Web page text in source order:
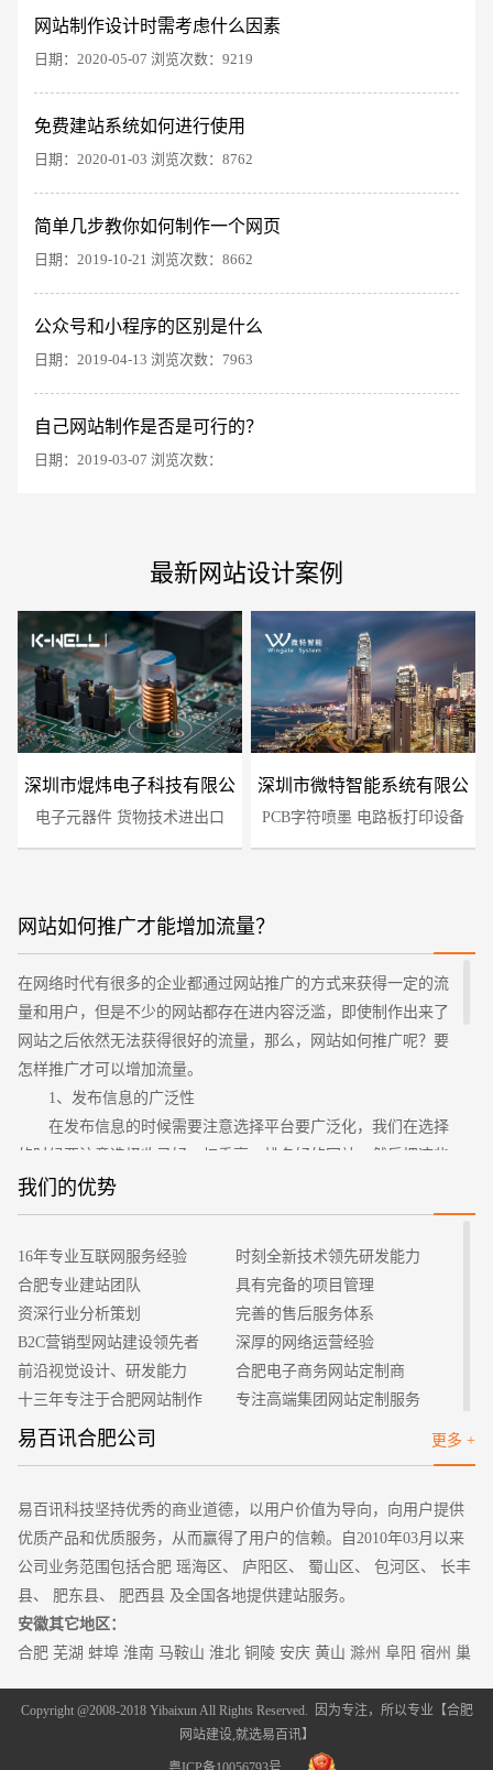
网站制作设计时需考虑什么因素
日期：2020-05-07 浏览次数：9219
免费建站系统如何进行使用
日期：2020-01-03 浏览次数：8762
简单几步教你如何制作一个网页
日期：2019-10-21 浏览次数：8662
公众号和小程序的区别是什么
日期：2019-04-13 浏览次数：7963
自己网站制作是否是可行的？
日期：2019-03-07 浏览次数：
最新网站设计案例
深圳市焜炜电子科技有限公
司
电子元器件 货物技术进出口
深圳市微特智能系统有限公
司
PCB字符喷墨 电路板打印设备
网站如何推广才能增加流量？
在网络时代有很多的企业都通过网站推广的方式来获得一定的流
量和用户，但是不少的网站都存在进内容泛滥，即使制作出来了
网站之后依然无法获得很好的流量，那么，网站如何推广呢？要
怎样推广才可以增加流量。
1、发布信息的广泛性
在发布信息的时候需要注意选择平台要广泛化，我们在选择
的时候要注意选择收录好、权重高、排名好的网站，然后把这些
平台都记录在我们日常工作的文档上，比如有不少的B2B平台，
都是年代久远，成立了很长的时间，权重也是非常高的，然后在
搜索引擎已经收录的标题的相似性太高，如果相似度太高的话要
先修改一下。
3、选择分类信息网站发布
现在互联网中出现了很多的分类信息网站，因此我们在选择
网站发布的时候可以选择分类信息网站，我们需要根据自己的核
心关键词以及需要营销推广的产品或者服务来决定。Seo还需要
根据企业的行业、所在的区域以及产品等综合考虑选择对应的分
类信息网站，在选择版块的时候还要注意相关性，如果关联性不
在同一篇文章上我们要注意不要堆砌太多的关键词，如果出
现的频率太高的话容易被用户发现，而且百度会认为我们有作弊
我们的优势
16年专业互联网服务经验
合肥专业建站团队
资深行业分析策划
B2C营销型网站建设领先者
前沿视觉设计、研发能力
十三年专注于合肥网站制作
客户的满意是我们唯一的宗旨
时刻全新技术领先研发能力
具有完备的项目管理
完善的售后服务体系
深厚的网络运营经验
合肥电子商务网站定制商
专注高端集团网站定制服务
更多 +
易百讯合肥公司
易百讯科技坚持优秀的商业道德，以用户价值为导向，向用户提供
优质产品和优质服务，从而赢得了用户的信赖。自2010年03月以来
公司业务范围包括合肥 瑶海区、 庐阳区、 蜀山区、 包河区、 长丰
县、 肥东县、 肥西县 及全国各地提供建站服务。
安徽其它地区：
合肥芜湖 蚌埠 淮南 马鞍山 淮北 铜陵 安庆 黄山 滁州 阜阳 宿州 巢
Copyright @2008-2018 Yibaixun All Rights Reserved. 因为专注，所以专业【合肥
网站建设,就选易百讯】
创意品牌型网站
电商及系统平台开发
您的预算 1万-3万 3万-5万 5万-8万